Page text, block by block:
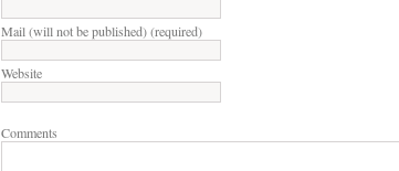
Mail (will not be published) (required)
Website
Comments